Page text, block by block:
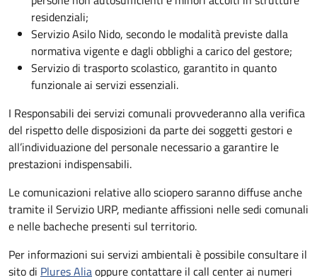
residenziali;
Servizio Asilo Nido, secondo le modalità previste dalla
normativa vigente e dagli obblighi a carico del gestore;
Servizio di trasporto scolastico, garantito in quanto
funzionale ai servizi essenziali.
I Responsabili dei servizi comunali provvederanno alla verifica
del rispetto delle disposizioni da parte dei soggetti gestori e
all’individuazione del personale necessario a garantire le
prestazioni indispensabili.
Le comunicazioni relative allo sciopero saranno diffuse anche
tramite il Servizio URP, mediante affissioni nelle sedi comunali
e nelle bacheche presenti sul territorio.
Per informazioni sui servizi ambientali è possibile consultare il
sito di Plures Aliaoppure contattare il call center ai numeri